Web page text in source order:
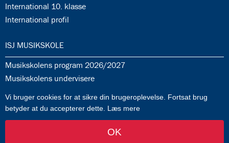
36.2:
International 10. klasse
36.3:
International profil
37.0:
ISJ MUSIKSKOLE
37.1:
Musikskolens program 2026/2027
37.2:
Musikskolens undervisere
37.4:
Generelle informationer & betingelser
af FlowTwo-
Vi bruger cookies for at sikre din brugeroplevelse. Fortsat brug
betyder at du accepterer dette. Læs mere
OK